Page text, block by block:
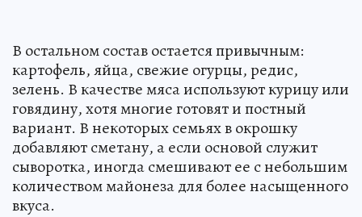
В остальном состав остается привычным:
картофель, яйца, свежие огурцы, редис,
зелень. В качестве мяса используют курицу или
говядину, хотя многие готовят и постный
вариант. В некоторых семьях в окрошку
добавляют сметану, а если основой служит
сыворотка, иногда смешивают ее с небольшим
количеством майонеза для более насыщенного
вкуса.